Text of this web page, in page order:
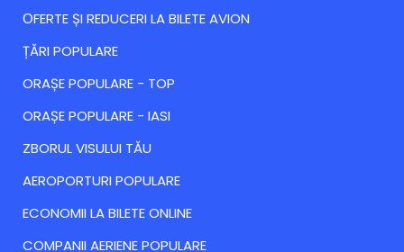
ОFERTE ȘI REDUCERI LA BILETE AVION
ȚĂRI POPULARE
ORAȘE POPULARE - TOP
ORAȘE POPULARE - IASI
ZBORUL VISULUI TĂU
AEROPORTURI POPULARE
ECONOMII LA BILETE ONLINE
COMPANII AERIENE POPULARE